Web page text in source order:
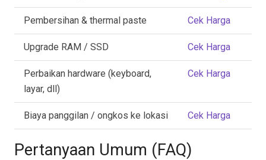
Pembersihan & thermal paste Cek Harga
Upgrade RAM / SSD Cek Harga
Perbaikan hardware (keyboard,
layar, dll)
Cek Harga
Biaya panggilan / ongkos ke lokasi Cek Harga
Pertanyaan Umum (FAQ)